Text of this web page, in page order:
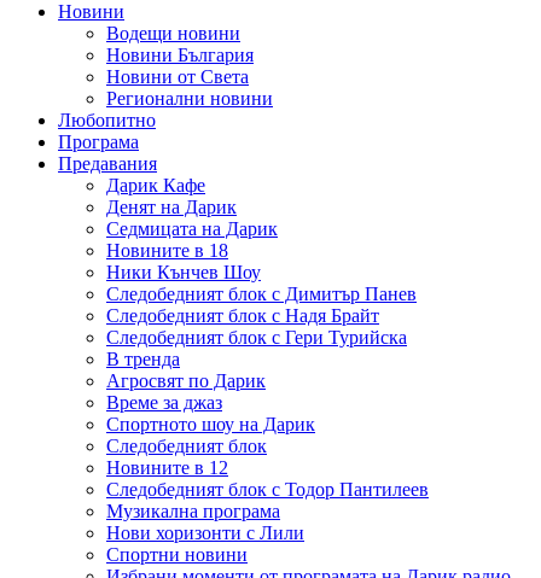
Новини
Водещи новини
Новини България
Новини от Света
Регионални новини
Любопитно
Програма
Предавания
Дарик Кафе
Денят на Дарик
Седмицата на Дарик
Новините в 18
Ники Кънчев Шоу
Следобедният блок с Димитър Панев
Следобедният блок с Надя Брайт
Следобедният блок с Гери Турийска
В тренда
Агросвят по Дарик
Време за джаз
Спортното шоу на Дарик
Следобедният блок
Новините в 12
Следобедният блок с Тодор Пантилеев
Музикална програма
Нови хоризонти с Лили
Спортни новини